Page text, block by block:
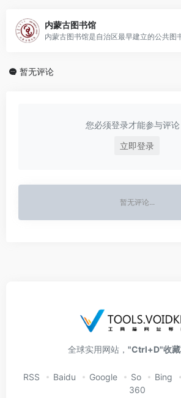
内蒙古图书馆
内蒙古图书馆是自治区最早建立的公共图
暂无评论
您必须登录才能参与评论
立即登录
暂无评论...
全球实用网站， "Ctrl+D"收藏
RSS Baidu Google So Bing
360